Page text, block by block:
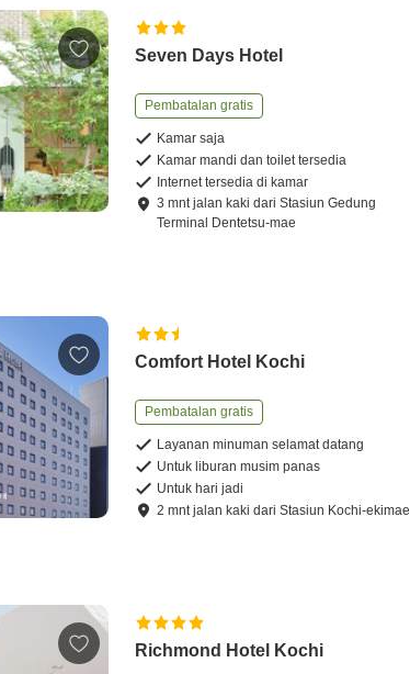
Seven Days Hotel
Pembatalan gratis
Kamar saja
Kamar mandi dan toilet tersedia
Internet tersedia di kamar
3 mntjalan kaki dariStasiun Gedung
Terminal Dentetsu-mae
Comfort Hotel Kochi
Pembatalan gratis
Layanan minuman selamat datang
Untuk liburan musim panas
Untuk hari jadi
2 mntjalan kaki dariStasiun Kochi-ekimae
Richmond Hotel Kochi